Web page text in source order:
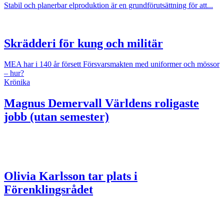
Stabil och planerbar elproduktion är en grundförutsättning för att...
Skrädderi för kung och militär
MEA har i 140 år försett Försvarsmakten med uniformer och mössor
– hur?
Krönika
Magnus Demervall Världens roligaste
jobb (utan semester)
Olivia Karlsson tar plats i
Förenklingsrådet